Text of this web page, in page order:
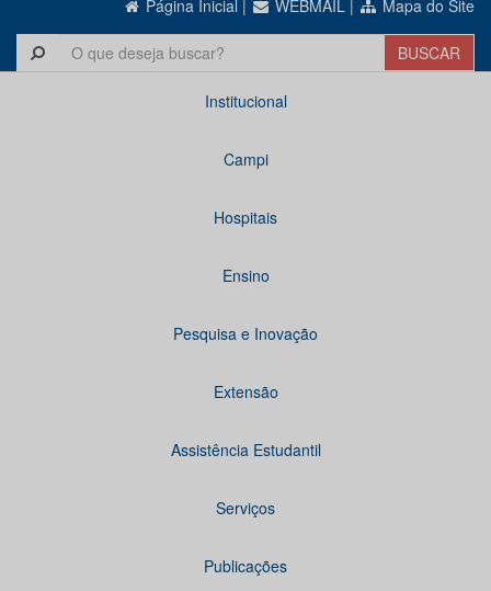
Página Inicial | WEBMAIL | Mapa do Site
Institucional
Campi
Hospitais
Ensino
Pesquisa e Inovação
Extensão
Assistência Estudantil
Serviços
Publicações